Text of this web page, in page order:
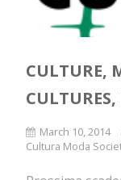
CULTURE,
March 10, 2014
Cultura Moda